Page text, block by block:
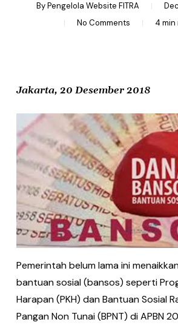
By Pengelola Website FITRA
No Comments
4 min
Jakarta, 20 Desember 2018
Pemerintah belum lama ini
bantuan sosial (bansos) seperti
Harapan (PKH) dan Bantuan Sosial
Pangan Non Tunai (BPNT) di APBN